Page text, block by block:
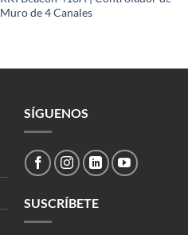
Muro de 4 Canales
SÍGUENOS
SUSCRÍBETE